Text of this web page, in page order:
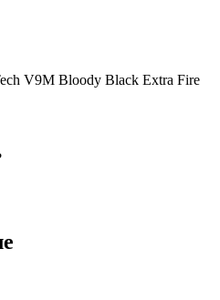
V9M Bloody Black Extra Fire